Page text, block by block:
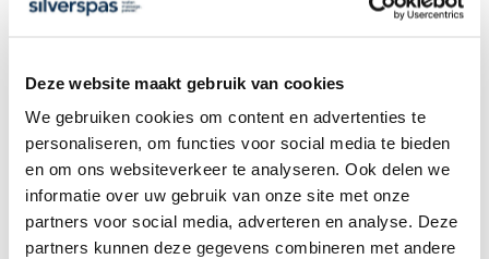
Deze website maakt gebruik van cookies
We gebruiken cookies om content en advertenties te
personaliseren, om functies voor social media te bieden
en om ons websiteverkeer te analyseren. Ook delen we
informatie over uw gebruik van onze site met onze
partners voor social media, adverteren en analyse. Deze
partners kunnen deze gegevens combineren met andere
Vier volwaardige massagezitjes